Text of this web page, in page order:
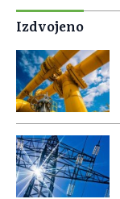
Izdvojeno